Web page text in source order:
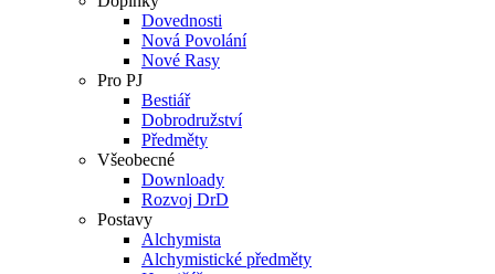
Dovednosti
Nová Povolání
Nové Rasy
Pro PJ
Bestiář
Dobrodružství
Předměty
Všeobecné
Downloady
Rozvoj DrD
Postavy
Alchymista
Alchymistické předměty